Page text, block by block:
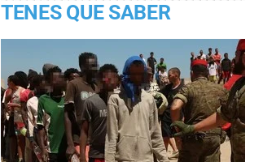
TENES QUE SABER